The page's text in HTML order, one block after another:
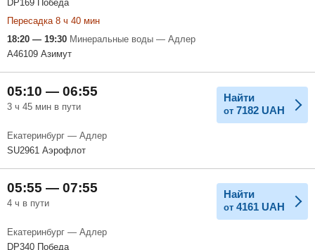
DP169 Победа
Пересадка 8 ч 40 мин
18:20 — 19:30 Минеральные воды — Адлер
A46109 Азимут
05:10 — 06:55
3 ч 45 мин в пути
Найти
от 7182 UAH
Екатеринбург — Адлер
SU2961 Аэрофлот
05:55 — 07:55
4 ч в пути
Найти
от 4161 UAH
Екатеринбург — Адлер
DP340 Победа